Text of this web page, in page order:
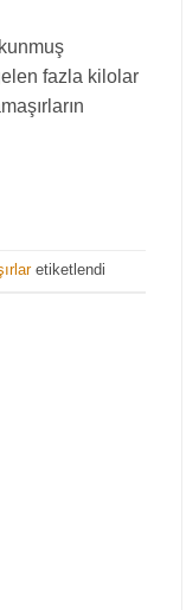
fazla kilolar
etiketlendi